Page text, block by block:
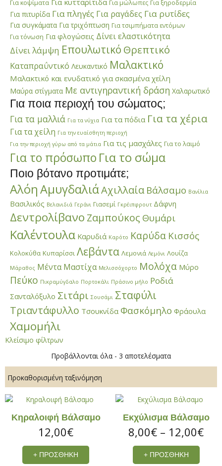
Για κοψίματα Για μώλωπες Για ξηροδερμία
Για πιτυρίδα Για πληγές Για ραγάδες Για ρυτίδες
Για συγκάματα Για τριχόπτωση Για τσιμπήματα εντόμων
Για τόνωση Για φλογώσεις Δίνει ελαστικότητα
Δίνει λάμψη Επουλωτικό Θρεπτικό
Καταπραΰντικό Λευκαντικό Μαλακτικό
Μαλακτικό και ενυδατικό για σκασμένα χείλη
Μαύρα στίγματα Με αντιγηραντική δράση Χαλαρωτικό
Για ποια περιοχή του σώματος;
Για τα μαλλιά Για τα νύχια Για τα πόδια Για τα χέρια
Για τα χείλη Για την ευαίσθητη περιοχή
Για την περιοχή γύρω από τα μάτια Για τις μασχάλες Για το λαιμό
Για το πρόσωπο Για το σώμα
Ποιο βότανο προτιμάτε;
ΑλόηΑμυγδαλιάΑχιλλαία Βάλσαμο Βανίλια
Βασιλικός Βελανιδιά Γεράνι Γιασεμί Γκρέιπφρουτ Δάφνη
Δεντρολίβανο Ζαμπούκος Θυμάρι
Καλέντουλα Καρυδιά Καρότο Καρύδα Κισσός
Κολοκύθα Κυπαρίσσι Λεβάντα Λεμονιά Λεμόνι Λουίζα
Μάραθος Μέντα Μαστίχα Μελισσόχορτο Μολόχα Μύρο
Πεύκο Πικραμύγδαλο Πορτοκάλι Πράσινο μήλο Ροδιά
Σανταλόξυλο Σιτάρι Σουσάμι Σταφύλι
Τριαντάφυλλο Τσουκνίδα Φασκόμηλο Φράουλα
Χαμομήλι
Κλείσιμο φίλτρων
Προβάλλονται όλα - 3 αποτελέσματα
Κηραλοιφή Βάλσαμο
12,00€
+ ΠΡΟΣΘΉΚΗ
Εκχύλισμα Βάλσαμο
8,00€ – 12,00€
+ ΠΡΟΣΘΉΚΗ
Αυτό
το